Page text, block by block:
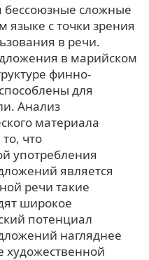
бессоюзные сложные
с точки зрения
в речи.
в марийском
финно-
для
Анализ
материала
что
употребления
является
речи такие
широкое
потенциал
нагляднее
художественной